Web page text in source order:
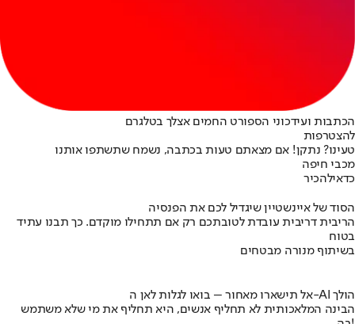
הכתבות ועידכוני הספורט החמים אצלך בטלגרם
להצטרפות
טעינו? נתקן! אם מצאתם טעות בכתבה, נשמח שתשתפו אותנו
מכבי חיפה
כדאילהכיר
הסוד של איינשטיין שיגדיל לכם את הפנסיה
הריבית דריבית עובדת לטובתכם רק אם תתחילו מוקדם. כך תבנו עתיד
בטוח
בשיתוף מנורה מבטחים
אל תישארו מאחור – בואו לגלות לאן ה-AI הולך
הבינה המלאכותית לא תחליף אנשים, היא תחליף את מי שלא משתמש